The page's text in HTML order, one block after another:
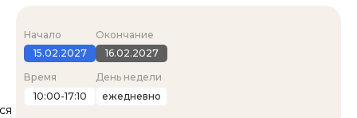
Начало
15.02.2027
Окончание
16.02.2027
Время
10:00-17:10
День недели
ежедневно